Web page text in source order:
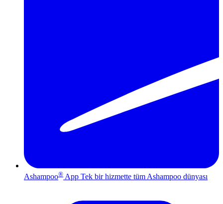
Ashampoo® App Tek bir hizmette tüm Ashampoo dünyası